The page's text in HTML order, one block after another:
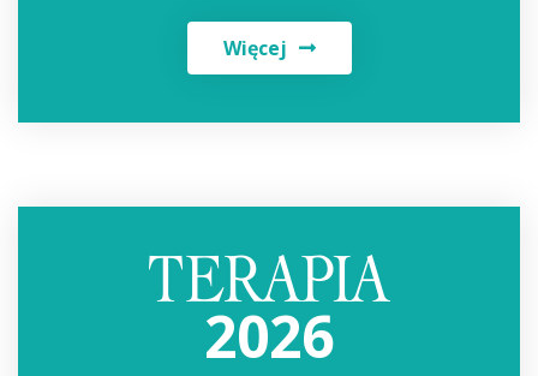
Więcej
2026